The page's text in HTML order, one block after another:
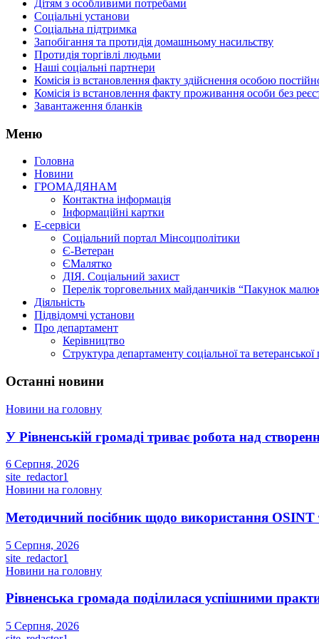
Дітям з особливими потребами
Соціальні установи
Соціальна підтримка
Запобігання та протидія домашньому насильству
Протидія торгівлі людьми
Наші соціальні партнери
Комісія із встановлення факту здійснення особою
Комісія із встановлення факту проживання особи без
Завантаження бланків
Меню
Головна
Новини
ГРОМАДЯНАМ
Контактна інформація
Інформаційні картки
Е-сервіси
Соціальний портал Мінсоцполітики
Є-Ветеран
ЄМалятко
ДІЯ. Соціальний захист
Перелік торговельних майданчиків “Пакунок
Діяльність
Підвідомчі установи
Про департамент
Керівництво
Структура департаменту соціальної та ветеранської
Останні новини
Новини на головну
У Рівненській громаді триває робота над
6 Серпня, 2026
site_redactor1
Новини на головну
Методичний посібник щодо використання OSINT
5 Серпня, 2026
site_redactor1
Новини на головну
Рівненська громада поділилася успішними
5 Серпня, 2026